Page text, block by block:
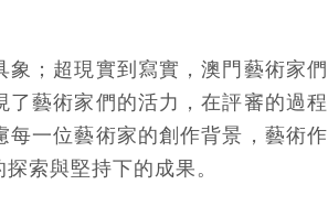
；超現實到寫實，澳門藝術家們
藝術家們的活力，在評審的過程
一位藝術家的創作背景，藝術作
索與堅持下的成果。